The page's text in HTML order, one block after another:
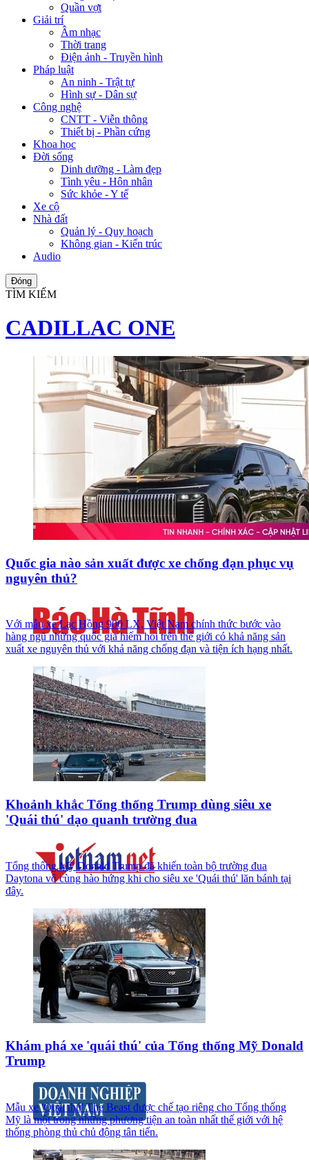
Quần vợt
Giải trí
Âm nhạc
Thời trang
Điện ảnh - Truyền hình
Pháp luật
An ninh - Trật tự
Hình sự - Dân sự
Công nghệ
CNTT - Viễn thông
Thiết bị - Phần cứng
Khoa học
Đời sống
Dinh dưỡng - Làm đẹp
Tình yêu - Hôn nhân
Sức khỏe - Y tế
Xe cộ
Nhà đất
Quản lý - Quy hoạch
Không gian - Kiến trúc
Audio
Đóng
TÌM KIẾM
CADILLAC ONE
Quốc gia nào sản xuất được xe chống đạn phục vụ
nguyên thủ?
Với mẫu xe Lạc Hồng 900 LX, Việt Nam chính thức bước vào
hàng ngũ những quốc gia hiếm hoi trên thế giới có khả năng sản
xuất xe nguyên thủ với khả năng chống đạn và tiện ích hạng nhất.
Khoảnh khắc Tổng thống Trump dùng siêu xe
'Quái thú' dạo quanh trường đua
Tổng thống Mỹ Donald Trump đã khiến toàn bộ trường đua
Daytona vô cùng hào hứng khi cho siêu xe 'Quái thú' lăn bánh tại
đây.
Khám phá xe 'quái thú' của Tổng thống Mỹ Donald
Trump
Mẫu xe 'Quái thú' The Beast được chế tạo riêng cho Tổng thống
Mỹ là một trong những phương tiện an toàn nhất thế giới với hệ
thống phòng thủ chủ động tân tiến.